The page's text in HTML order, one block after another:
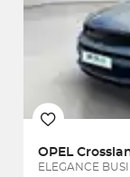
OPEL
ELEGANCE